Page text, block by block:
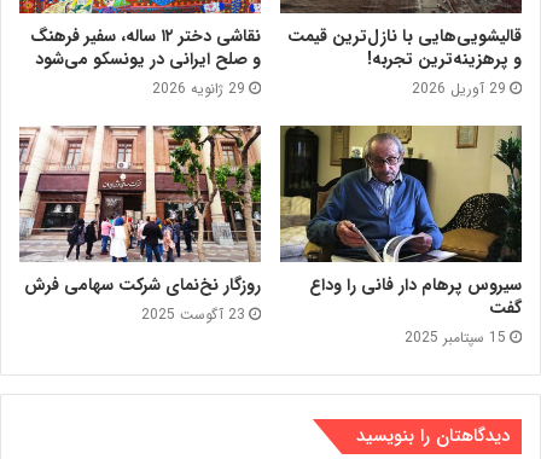
قالیشویی‌هایی با نازل‌ترین قیمت
و پرهزینه‌ترین تجربه!
29 آوریل 2026
نقاشی دختر ۱۲ ساله، سفیر فرهنگ
و صلح ایرانی در یونسکو می‌شود
29 ژانویه 2026
سیروس پرهام دار فانی را وداع
گفت
15 سپتامبر 2025
روزگار نخ‌نمای شرکت سهامی فرش
23 آگوست 2025
دیدگاهتان را بنویسید